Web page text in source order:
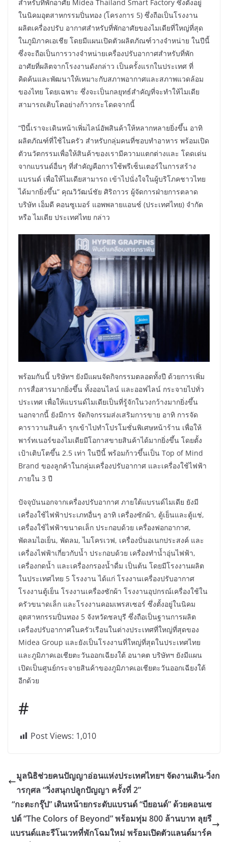
สำหรับที่พักอาศัย Midea Thailand Smart Factory ซึ่งตั้งอยู่
ในนิคมอุตสาหกรรมปิ่นทอง (โครงการ 5) ซึ่งถือเป็นโรงงาน
ผลิตเครื่องปรับ อากาศสำหรับที่พักอาศัยของไมเดียที่ใหญ่ที่สุด
ในภูมิภาคเอเชีย โดยมีแผนเปิดตัวผลิตภัณฑ์วางจำหน่าย ในปีนี้
ซึ่งจะถือเป็นการวางจำหน่ายเครื่องปรับอากาศสำหรับที่พัก
อาศัยที่ผลิตจากโรงงานดังกล่าว เป็นครั้งแรกในประเทศ ที่
คิดค้นและพัฒนาให้เหมาะกับสภาพอากาศและสภาพแวดล้อม
ของไทย โดยเฉพาะ ซึ่งจะเป็นกลยุทธ์สำคัญที่จะทำให้ไมเดีย
สามารถเติบโตอย่างก้าวกระโดดจากนี้
“ปีนี้เราจะเดินหน้าเพิ่มไลน์อัพสินค้าให้หลากหลายยิ่งขึ้น อาทิ
ผลิตภัณฑ์ที่ใช้ในครัว สำหรับกลุ่มคนที่ชอบทำอาหาร พร้อมเปิด
ตัวนวัตกรรมเพื่อให้สินค้าของเรามีความแตกต่างและ โดดเด่น
จากแบรนด์อื่นๆ ที่สำคัญคือการใช้พรีเซ็นเตอร์ในการสร้าง
แบรนด์ เพื่อให้ไมเดียสามารถ เข้าไปนั่งใจในผู้บริโภคชาวไทย
ได้มากยิ่งขึ้น” คุณวิวัฒน์ชัย ศิริถาวร ผู้จัดการฝ่ายการตลาด
บริษัท เอ็มดี คอนซูเมอร์ แอพพลายแอนซ์ (ประเทศไทย) จำกัด
หรือ ไมเดีย ประเทศไทย กล่าว
พร้อมกันนี้ บริษัทฯ ยังมีแผนจัดกิจกรรมตลอดทั้งปี ด้วยการเพิ่ม
การสื่อสารมากยิ่งขึ้น ทั้งออนไลน์ และออฟไลน์ กระจายไปทั่ว
ประเทศ เพื่อให้แบรนด์ไมเดียเป็นที่รู้จักในวงกว้างมากยิ่งขึ้น
นอกจากนี้ ยังมีการ จัดกิจกรรมส่งเสริมการขาย อาทิ การจัด
คาราวานสินค้า รุกเข้าไปทำโปรโมชั่นพิเศษหน้าร้าน เพื่อให้
พาร์ทเนอร์ของไมเดียมีโอกาสขายสินค้าได้มากยิ่งขึ้น โดยตั้ง
เป้าเติบโตขึ้น 2.5 เท่า ในปีนี้ พร้อมก้าวขึ้นเป็น Top of Mind
Brand ของลูกค้าในกลุ่มเครื่องปรับอากาศ และเครื่องใช้ไฟฟ้า
ภายใน 3 ปี
ปัจจุบันนอกจากเครื่องปรับอากาศ ภายใต้แบรนด์ไมเดีย ยังมี
เครื่องใช้ไฟฟ้าประเภทอื่นๆ อาทิ เครื่องซักผ้า, ตู้เย็นและตู้แช่,
เครื่องใช้ไฟฟ้าขนาดเล็ก ประกอบด้วย เครื่องฟอกอากาศ,
พัดลมไอเย็น, พัดลม, ไมโครเวฟ, เครื่องปั่นอเนกประสงค์ และ
เครื่องไฟฟ้าเกี่ยวกับน้ำ ประกอบด้วย เครื่องทำน้ำอุ่นไฟฟ้า,
เครื่องกดน้ำ และเครื่องกรองน้ำดื่ม เป็นต้น โดยมีโรงงานผลิต
ในประเทศไทย 5 โรงงาน ได้แก่ โรงงานเครื่องปรับอากาศ
โรงงานตู้เย็น โรงงานเครื่องซักผ้า โรงงานอุปกรณ์เครื่องใช้ใน
ครัวขนาดเล็ก และโรงงานคอมเพรสเซอร์ ซึ่งตั้งอยู่ในนิคม
อุตสาหกรรมปิ่นทอง 5 จังหวัดชลบุรี ซึ่งถือเป็นฐานการผลิต
เครื่องปรับอากาศในครัวเรือนในต่างประเทศที่ใหญ่ที่สุดของ
Midea Group และยังเป็นโรงงานที่ใหญ่ที่สุดในประเทศไทย
และภูมิภาคเอเชียตะวันออกเฉียงใต้ อนาคต บริษัทฯ ยังมีแผน
เปิดเป็นศูนย์กระจายสินค้าของภูมิภาคเอเชียตะวันออกเฉียงใต้
อีกด้วย
#
Post Views: 1,010
มูลนิธิช่วยคนปัญญาอ่อนแห่งประเทศไทยฯ จัดงานเดิน-วิ่งก
ารกุศล “วิ่งสนุกปลูกปัญญา ครั้งที่ 2”
“กะตะกรุ๊ป” เดินหน้ายกระดับแบรนด์ “บียอนด์” ด้วยคอนเซ
ปต์ “The Colors of Beyond” พร้อมทุ่ม 800 ล้านบาท ลุยรี
แบรนด์และรีโนเวทที่พักโฉมใหม่ พร้อมเปิดตัวแลนด์มาร์ค